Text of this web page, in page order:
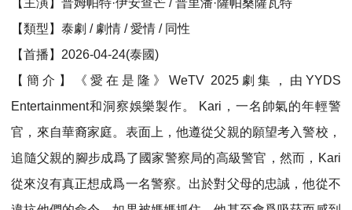
【主演】普姆帕特·伊安查芒 / 普里潘·薩帕桑薩瓦特
【類型】泰劇 / 劇情 / 愛情 / 同性
【首播】2026-04-24(泰國)
【簡介】《愛在是隆》WeTV 2025劇集，由YYDS
Entertainment和洞察娛樂製作。 Kari，一名帥氣的年輕警
官，來自華裔家庭。表面上，他遵從父親的願望考入警校，
追隨父親的腳步成爲了國家警察局的高級警官，然而，Kari
從來沒有真正想成爲一名警察。出於對父母的忠誠，他從不